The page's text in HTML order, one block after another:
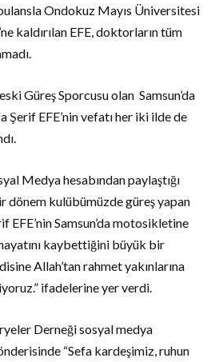
Ondokuz Mayıs Üniversitesi
kaldırılan EFE, doktorların tüm
Güreş Sporcusu olan Samsun’da
EFE’nin vefatı her iki ilde de
Medya hesabından paylaştığı
dönem kulübümüzde güreş yapan
EFE’nin Samsun’da motosikletine
kaybettiğini büyük bir
Allah’tan rahmet yakınlarına
ifadelerine yer verdi.
Derneği sosyal medya
“Sefa kardeşimiz, ruhun